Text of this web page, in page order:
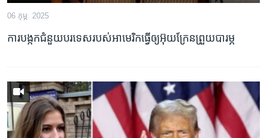
06 កុម្ភៈ 2025
ការបង្កកជំនួយបរទេសរបស់អាមេរិកធ្វើឲ្យអ៊ុយក្រែនព្រួយបារម្ភ